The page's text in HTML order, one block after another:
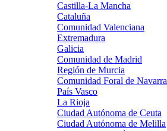
Castilla-La Mancha
Cataluña
Comunidad Valenciana
Extremadura
Galicia
Comunidad de Madrid
Región de Murcia
Comunidad Foral de Navarra
País Vasco
La Rioja
Ciudad Autónoma de Ceuta
Ciudad Autónoma de Melilla